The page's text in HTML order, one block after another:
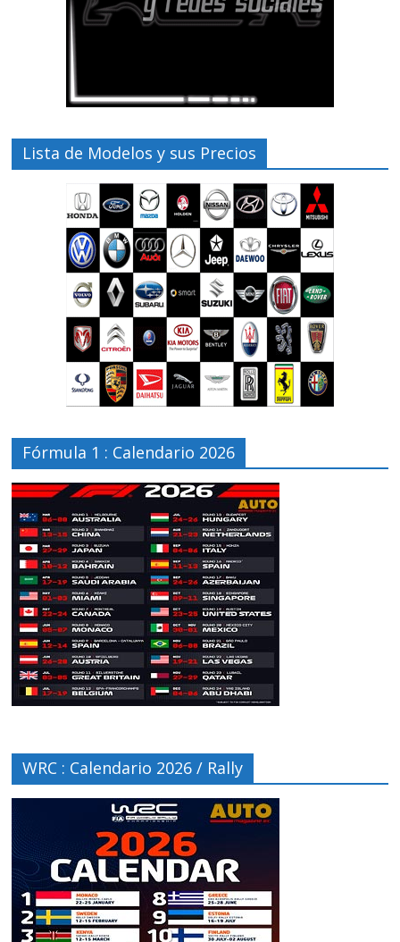
Lista de Modelos y sus Precios
Fórmula 1 : Calendario 2026
WRC : Calendario 2026 / Rally